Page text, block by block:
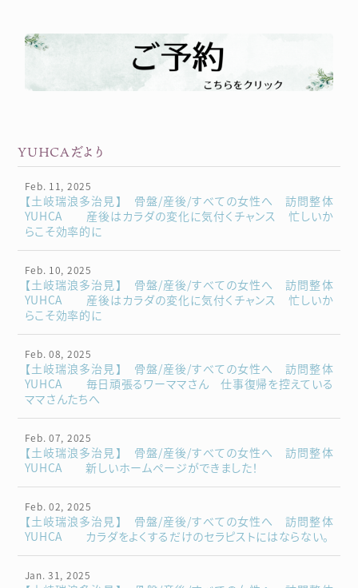
YUHCAだより
Feb. 11, 2025
【土岐瑞浪多治見】 骨盤/産後/すべての女性へ 訪問整体
YUHCA 産後はカラダの変化に気付くチャンス 忙しいか
らこそ効率的に
Feb. 10, 2025
【土岐瑞浪多治見】 骨盤/産後/すべての女性へ 訪問整体
YUHCA 産後はカラダの変化に気付くチャンス 忙しいか
らこそ効率的に
Feb. 08, 2025
【土岐瑞浪多治見】 骨盤/産後/すべての女性へ 訪問整体
YUHCA 毎日頑張るワーママさん 仕事復帰を控えている
ママさんたちへ
Feb. 07, 2025
【土岐瑞浪多治見】 骨盤/産後/すべての女性へ 訪問整体
YUHCA 新しいホームページができました！
Feb. 02, 2025
【土岐瑞浪多治見】 骨盤/産後/すべての女性へ 訪問整体
YUHCA カラダをよくするだけのセラピストにはならない。
Jan. 31, 2025